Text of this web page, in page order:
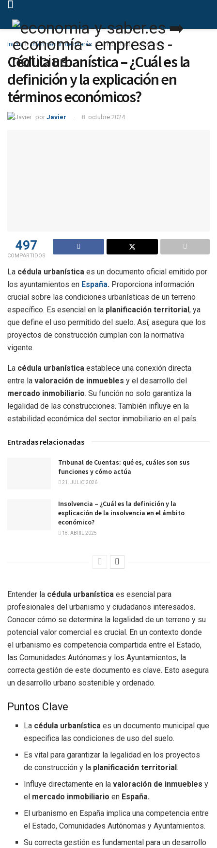
Inicio Información de Interés Diccionario Económico
Cédula urbanística – ¿Cuál es la
definición y la explicación en
términos económicos?
por Javier 8. octubre 2024
497
COMPARTIDOS
La cédula urbanística es un documento oficial emitido por
los ayuntamientos en España. Proporciona información
crucial sobre las condiciones urbanísticas de un terreno
específico. Es esencial en la planificación territorial , ya
que define el uso permitido del suelo. Así, asegura que los
proyectos de construcción cumplan con la normativa
vigente.
La cédula urbanística establece una conexión directa
entre la valoración de inmuebles y el desarrollo del
mercado inmobiliario. Su función no solo garantiza la
legalidad de las construcciones. También influye en la
estabilidad económica del sector inmobiliario en el país.
Entradas relacionadas
Tribunal de Cuentas: qué es, cuáles son sus
funciones y cómo actúa
21. JULIO 2026
Insolvencia – ¿Cuál es la definición y la
explicación de la insolvencia en el ámbito
económico?
18. ABRIL 2025
Entender la cédula urbanística es esencial para
profesionales del urbanismo y ciudadanos interesados.
Conocer cómo se determina la legalidad de un terreno y su
potencial valor comercial es crucial. En un contexto donde
el urbanismo es competencia compartida entre el Estado,
las Comunidades Autónomas y los Ayuntamientos, la
correcta gestión de este documento es clave. Esto asegura
un desarrollo urbano sostenible y ordenado.
Puntos Clave
La cédula urbanística es un documento municipal que
especifica las condiciones de uso del suelo.
Es vital para garantizar la legalidad en los proyectos
de construcción y la planificación territorial.
Influye directamente en lavaloración de inmuebles y
el mercado inmobiliario en España.
El urbanismo en España implica una competencia entre
el Estado, Comunidades Autónomas y Ayuntamientos.
Su correcta gestión es fundamental para un desarrollo